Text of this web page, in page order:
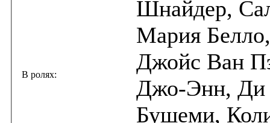
В ролях:
Шнайдер,
Мария
Джойс Ван
Джо-Энн, Ди
Бушеми,